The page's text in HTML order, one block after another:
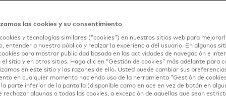
financiera de la región. Según el documento técnico,
digitales para el comercio tradicional en la
de minoristas de comercio tradicional operan en los
de conveniencia hasta pequeñas tiendas
representan $ 362 mil millones en ventas B2C, con el
aún realizadas en efectivo, lo que representa una
para la digitalización de pagos. Una oportunidad
las cookies y su consentimiento
y tecnologías similares (“cookies”) en nuestros sitios web para
entender a nuestro público y realzar la experiencia del usuario. En algunos
para mostrar publicidad basada en las actividades de navegación e
el sitio y en otros sitios. Haga clic en “Gestión de cookies” más adelante para
en este sitio y las razones de ello. Usted puede cambiar sus
en cualquier momento haciendo uso de la herramienta “Gestión de
la parte inferior de la pantalla (disponible como enlace en vez de botón en
rechazar algunas o todas las cookies, a excepción de aquellas que sean